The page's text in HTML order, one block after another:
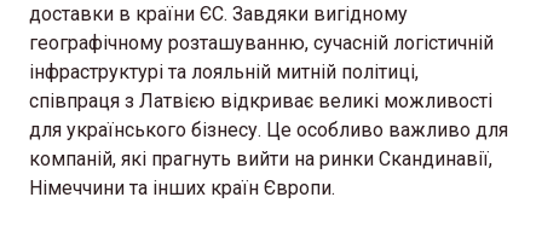
доставки в країни ЄС. Завдяки вигідному
географічному розташуванню, сучасній логістичній
інфраструктурі та лояльній митній політиці,
співпраця з Латвією відкриває великі можливості
для українського бізнесу. Це особливо важливо для
компаній, які прагнуть вийти на ринки Скандинавії,
Німеччини та інших країн Європи.